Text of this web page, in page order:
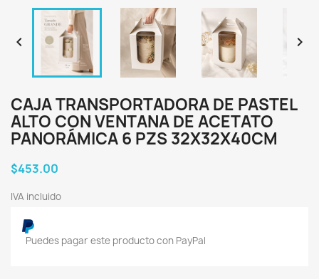
 
CAJA TRANSPORTADORA DE PASTEL
ALTO CON VENTANA DE ACETATO
PANORÁMICA 6 PZS 32X32X40CM
$453.00
IVA incluido
Puedes pagar este producto con PayPal